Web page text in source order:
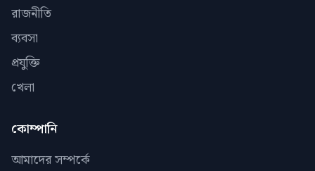
রাজনীতি
ব্যবসা
প্রযুক্তি
খেলা
কোম্পানি
আমাদের সম্পর্কে